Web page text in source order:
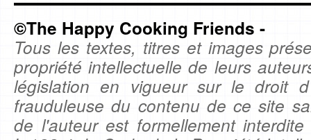
©The Happy Cooking Friends -
Tous les textes, titres et images
propriété intellectuelle de leurs
législation en vigueur sur le droit
frauduleuse du contenu de ce site
de l'auteur est formellement